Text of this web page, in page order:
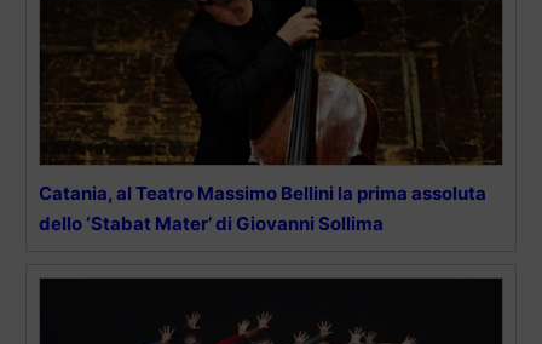
Catania, al Teatro Massimo Bellini la prima assoluta
dello ‘Stabat Mater’ di Giovanni Sollima